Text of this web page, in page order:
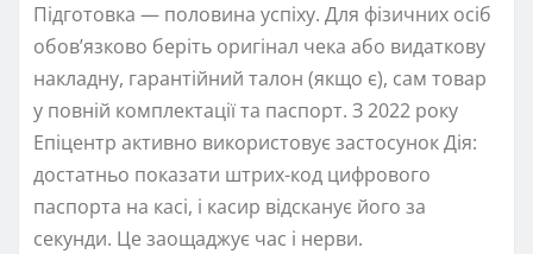
Підготовка — половина успіху. Для фізичних осіб
обов’язково беріть оригінал чека або видаткову
накладну, гарантійний талон (якщо є), сам товар
у повній комплектації та паспорт. З 2022 року
Епіцентр активно використовує застосунок Дія:
достатньо показати штрих-код цифрового
паспорта на касі, і касир відсканує його за
секунди. Це заощаджує час і нерви.